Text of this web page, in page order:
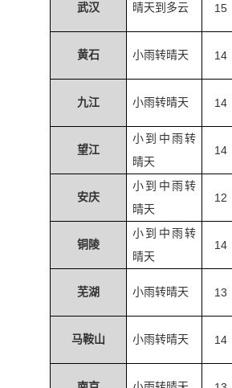
武汉 晴天到多云 15
黄石 小雨转晴天 14
九江 小雨转晴天 14
望江
小到中雨转
晴天
14
安庆
小到中雨转
晴天
12
铜陵
小到中雨转
晴天
14
芜湖 小雨转晴天 13
马鞍山 小雨转晴天 14